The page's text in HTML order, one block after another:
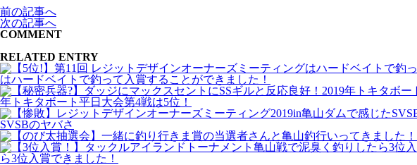
前の記事へ
次の記事へ
COMMENT
RELATED ENTRY
はハードベイトで釣って入賞することができました！
年トキタボート平日大会第4戦は5位！
SVSBのヤバさ
ら3位入賞できました！